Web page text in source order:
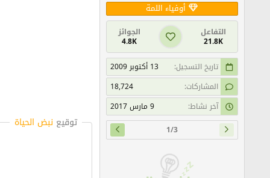
أوفياء اللمة
التفاعل
21.8K
الجوائز
4.8K
تاريخ التسجيل
13 أكتوبر 2009
المشاركات
18,724
آخر نشاط
9 مارس 2017
1/3
توقيع نبض الحياة